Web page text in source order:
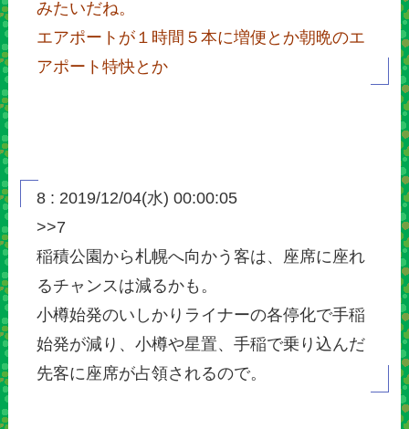
みたいだね。
エアポートが１時間５本に増便とか朝晩のエ
アポート特快とか
8 : 2019/12/04(水) 00:00:05
>>7
稲積公園から札幌へ向かう客は、座席に座れ
るチャンスは減るかも。
小樽始発のいしかりライナーの各停化で手稲
始発が減り、小樽や星置、手稲で乗り込んだ
先客に座席が占領されるので。